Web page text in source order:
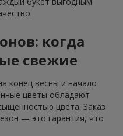
когда
свежие
конец весны и начало
цветы обладают
цвета. Заказ
— это гарантия, что